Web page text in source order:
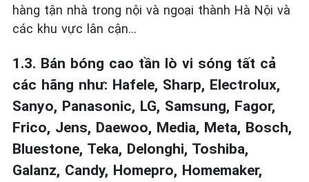
hàng tận nhà trong nội và ngoại thành Hà Nội và
các khu vực lân cận…
1.3. Bán bóng cao tần lò vi sóng tất cả
các hãng như: Hafele, Sharp, Electrolux,
Sanyo, Panasonic, LG, Samsung, Fagor,
Frico, Jens, Daewoo, Media, Meta, Bosch,
Bluestone, Teka, Delonghi, Toshiba,
Galanz, Candy, Homepro, Homemaker,